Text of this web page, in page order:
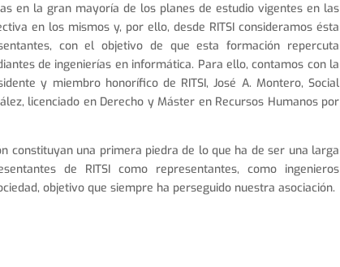
en la gran mayoría de los planes de estudio vigentes en las
en los mismos y, por ello, desde RITSI consideramos ésta
con el objetivo de que esta formación repercuta
de ingenierías en informática. Para ello, contamos con la
y miembro honorífico de RITSI, José A. Montero, Social
licenciado en Derecho y Máster en Recursos Humanos por
constituyan una primera piedra de lo que ha de ser una larga
de RITSI como representantes, como ingenieros
objetivo que siempre ha perseguido nuestra asociación.